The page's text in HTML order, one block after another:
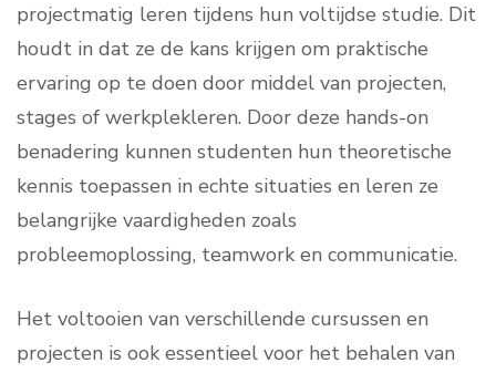
projectmatig leren tijdens hun voltijdse studie. Dit
houdt in dat ze de kans krijgen om praktische
ervaring op te doen door middel van projecten,
stages of werkplekleren. Door deze hands-on
benadering kunnen studenten hun theoretische
kennis toepassen in echte situaties en leren ze
belangrijke vaardigheden zoals
probleemoplossing, teamwork en communicatie.
Het voltooien van verschillende cursussen en
projecten is ook essentieel voor het behalen van